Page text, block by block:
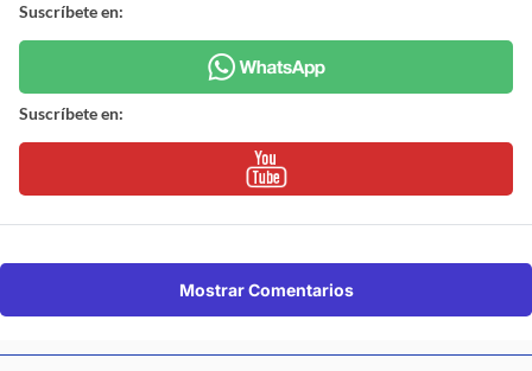
Suscríbete en:
Suscríbete en:
Mostrar Comentarios